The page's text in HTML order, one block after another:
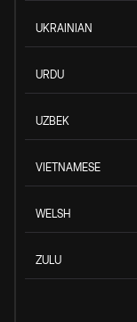
UKRAINIAN
URDU
UZBEK
VIETNAMESE
WELSH
ZULU